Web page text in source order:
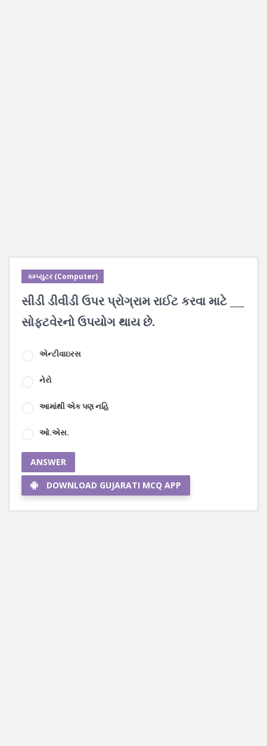
કમ્પ્યુટર (Computer)
સીડી ડીવીડી ઉપર પ્રોગ્રામ રાઈટ કરવા માટે ___
સોફ્ટવેરનો ઉપયોગ થાય છે.
એન્ટીવાઇરસ
નેરો
આમાંથી એક પણ નહિ
ઓ.એસ.
ANSWER
DOWNLOAD GUJARATI MCQ APP